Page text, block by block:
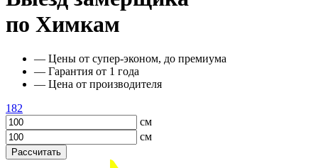
по Химкам
— Цены от супер-эконом, до премиума
— Гарантия от 1 года
— Цена от производителя
182
см
см
Рассчитать